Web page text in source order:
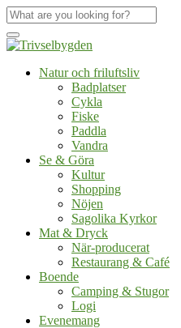
Natur och friluftsliv
Badplatser
Cykla
Fiske
Paddla
Vandra
Se & Göra
Kultur
Shopping
Nöjen
Sagolika Kyrkor
Mat & Dryck
När-producerat
Restaurang & Café
Boende
Camping & Stugor
Logi
Evenemang